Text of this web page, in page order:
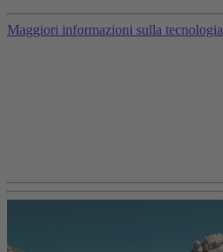
Maggiori informazioni sulla tecnologia